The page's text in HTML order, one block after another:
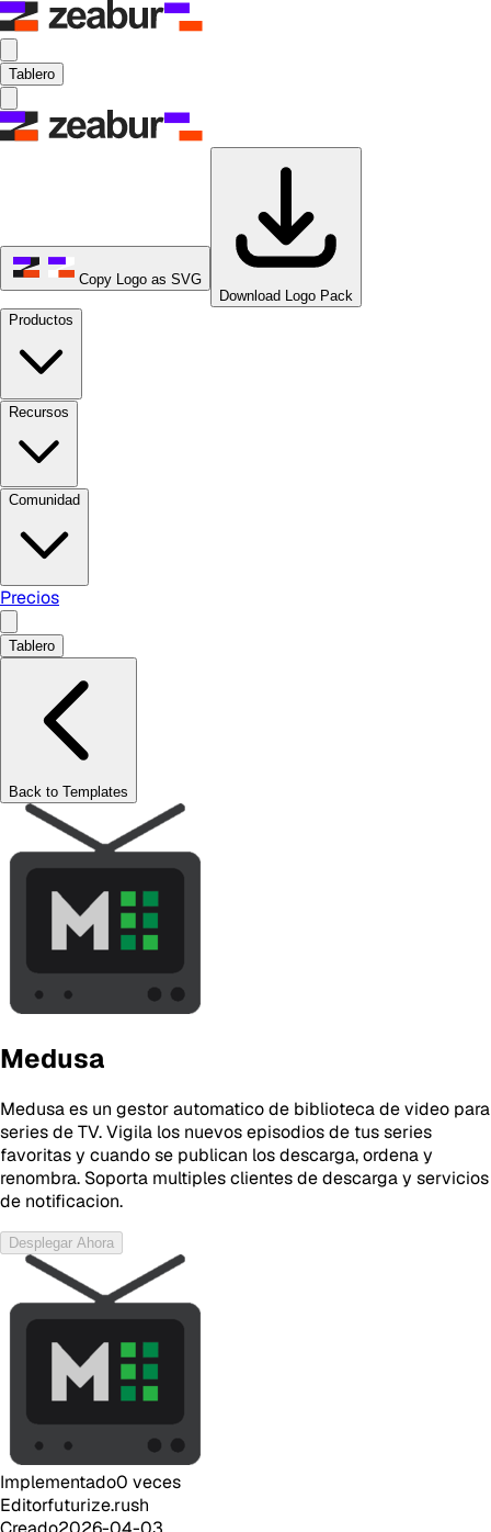
Tablero
Copy Logo as SVG
Download Logo Pack
Productos
Recursos
Comunidad
Precios
Tablero
Back to Templates
Medusa
Medusa es un gestor automatico de biblioteca de video para
series de TV. Vigila los nuevos episodios de tus series
favoritas y cuando se publican los descarga, ordena y
renombra. Soporta multiples clientes de descarga y servicios
de notificacion.
Desplegar Ahora
Implementado0 veces
Editorfuturize.rush